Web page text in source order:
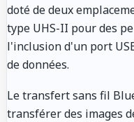
doté de deux
type UHS-II pour des
l'inclusion d'un port
de données.
Le transfert sans fil
transférer des images